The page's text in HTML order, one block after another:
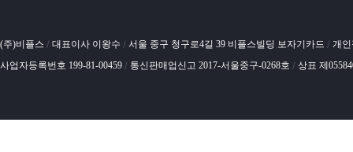
(주)비플스 / 대표이사 이왕수 / 서울 중구 청구로4길 39 비플스빌딩 보자기카드 / 개
사업자등록번호 199-81-00459 / 통신판매업신고 2017-서울중구-0268호 / 상표 제